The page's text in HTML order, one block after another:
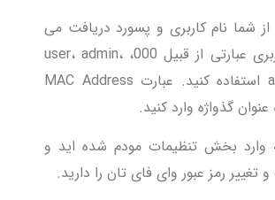
از شما نام کاربری و پسورد دریافت می
شود . نام کاربری عبارتی از قبیل 000، user، admin،
administrator استفاده کنید. عبارت MAC Address
گذواژه وارد کنید.
وارد بخش تنظیمات مودم شده اید و
تغییر رمز عبور وای فای تان را دارید.